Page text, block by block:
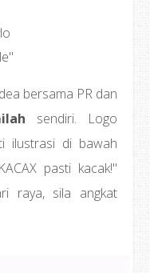
bersama PR dan
sendiri. Logo
ilustrasi di bawah
pasti kacak!"
raya, sila angkat